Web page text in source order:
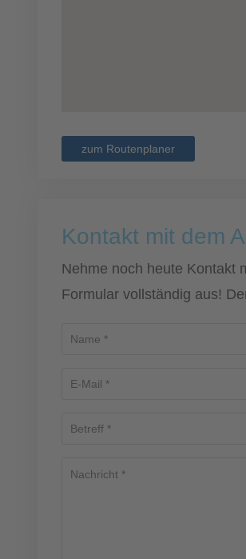
zum Routenplaner
Kontakt mit dem
Nehme noch heute Kontakt
Formular vollständig aus!